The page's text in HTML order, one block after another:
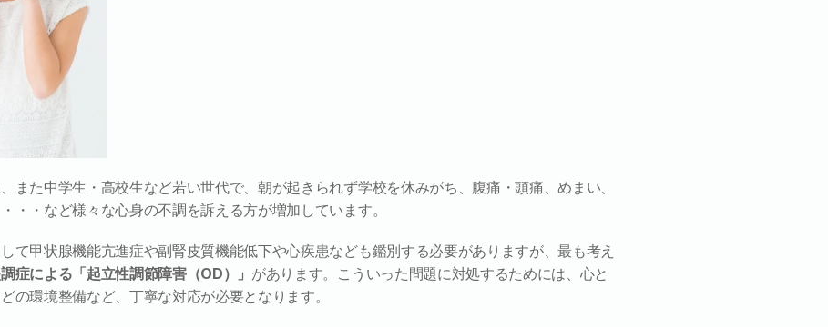
また中学生・高校生など若い世代で、朝が起きられず学校を休みがち、腹痛・頭痛、めまい、
・・など様々な心身の不調を訴える方が増加しています。
て甲状腺機能亢進症や副腎皮質機能低下や心疾患なども鑑別する必要がありますが、最も考え
症による「起立性調節障害（OD）」 があります。こういった問題に対処するためには、心と
の環境整備など、丁寧な対応が必要となります。